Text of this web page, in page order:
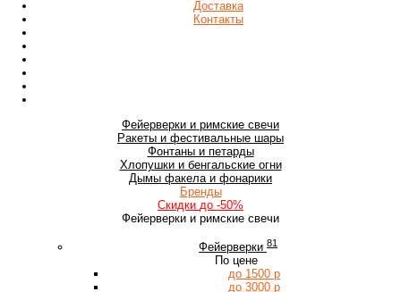
Доставка
Контакты
Фейерверки и римские свечи
Ракеты и фестивальные шары
Фонтаны и петарды
Хлопушки и бенгальские огни
Дымы факела и фонарики
Бренды
Скидки до -50%
Фейерверки и римские свечи
Фейерверки 81
По цене
до 1500 р
до 3000 р